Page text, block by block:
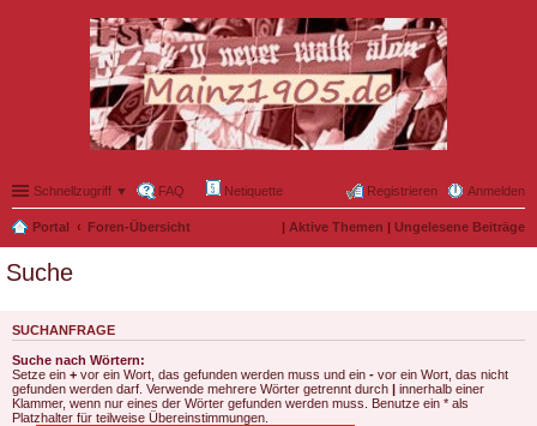
Schnellzugriff ▼ FAQ Netiquette Anmelden
Registrieren
Portal Foren-Übersicht | Aktive Themen | Ungelesene Beiträge
Suche
SUCHANFRAGE
Suche nach Wörtern:
Setze ein + vor ein Wort, das gefunden werden muss und ein - vor ein Wort, das nicht
gefunden werden darf. Verwende mehrere Wörter getrennt durch | innerhalb einer
Klammer, wenn nur eines der Wörter gefunden werden muss. Benutze ein * als
Platzhalter für teilweise Übereinstimmungen.